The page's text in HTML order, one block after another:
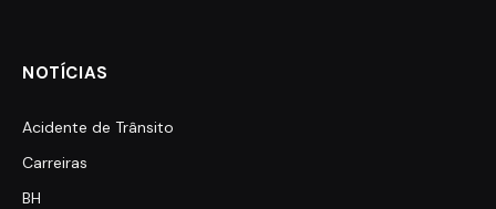
NOTÍCIAS
Acidente de Trânsito
Carreiras
BH